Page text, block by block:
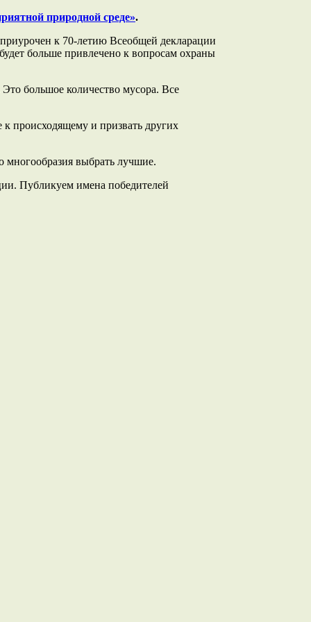
природной среде».
к 70-летию Всеобщей декларации
больше привлечено к вопросам охраны
большое количество мусора. Все
происходящему и призвать других
многообразия выбрать лучшие.
Публикуем имена победителей